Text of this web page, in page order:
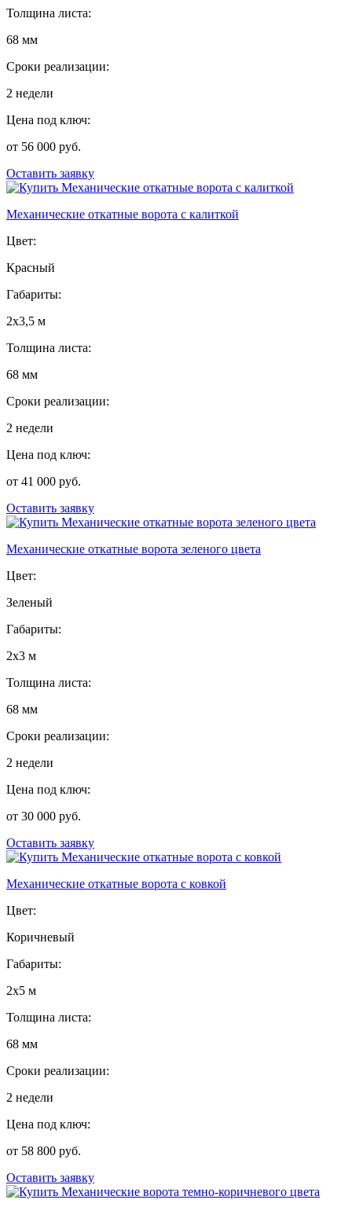
Толщина листа:
68 мм
Сроки реализации:
2 недели
Цена под ключ:
от 56 000 руб.
Оставить заявку
Механические откатные ворота с калиткой
Цвет:
Красный
Габариты:
2х3,5 м
Толщина листа:
68 мм
Сроки реализации:
2 недели
Цена под ключ:
от 41 000 руб.
Оставить заявку
Механические откатные ворота зеленого цвета
Цвет:
Зеленый
Габариты:
2х3 м
Толщина листа:
68 мм
Сроки реализации:
2 недели
Цена под ключ:
от 30 000 руб.
Оставить заявку
Механические откатные ворота с ковкой
Цвет:
Коричневый
Габариты:
2х5 м
Толщина листа:
68 мм
Сроки реализации:
2 недели
Цена под ключ:
от 58 800 руб.
Оставить заявку